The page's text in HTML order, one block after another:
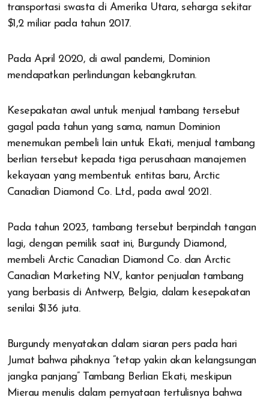
transportasi swasta di Amerika Utara, seharga sekitar
$1,2 miliar pada tahun 2017.
Pada April 2020, di awal pandemi, Dominion
mendapatkan perlindungan kebangkrutan.
Kesepakatan awal untuk menjual tambang tersebut
gagal pada tahun yang sama, namun Dominion
menemukan pembeli lain untuk Ekati, menjual tambang
berlian tersebut kepada tiga perusahaan manajemen
kekayaan yang membentuk entitas baru, Arctic
Canadian Diamond Co. Ltd., pada awal 2021.
Pada tahun 2023, tambang tersebut berpindah tangan
lagi, dengan pemilik saat ini, Burgundy Diamond,
membeli Arctic Canadian Diamond Co. dan Arctic
Canadian Marketing N.V., kantor penjualan tambang
yang berbasis di Antwerp, Belgia, dalam kesepakatan
senilai $136 juta.
Burgundy menyatakan dalam siaran pers pada hari
Jumat bahwa pihaknya “tetap yakin akan kelangsungan
jangka panjang” Tambang Berlian Ekati, meskipun
Mierau menulis dalam pernyataan tertulisnya bahwa